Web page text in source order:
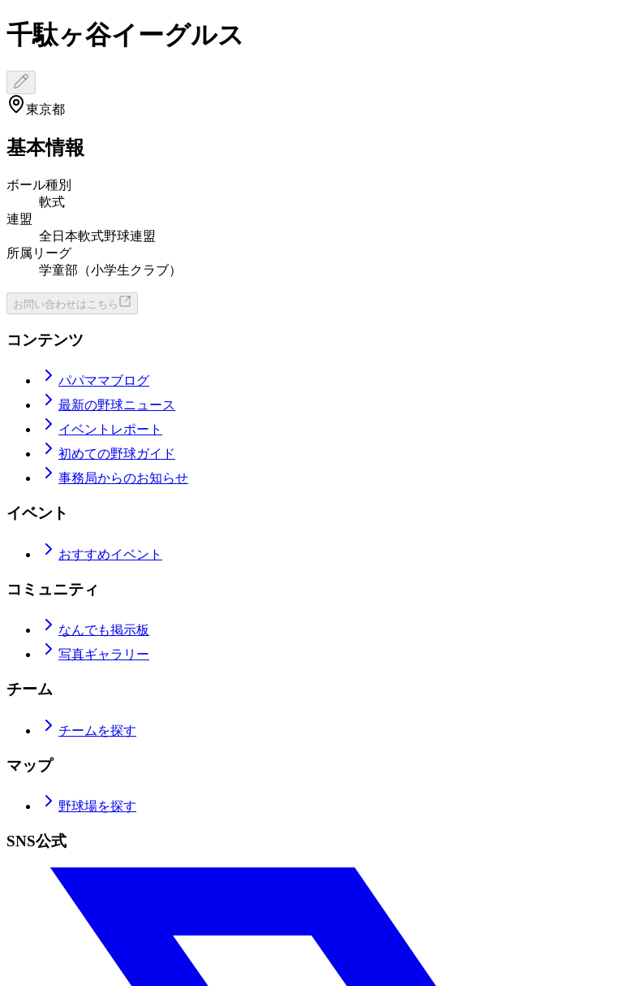
千駄ヶ谷イーグルス
東京都
基本情報
ボール種別
軟式
連盟
全日本軟式野球連盟
所属リーグ
学童部（小学生クラブ）
お問い合わせはこちら
コンテンツ
パパママブログ
最新の野球ニュース
イベントレポート
初めての野球ガイド
事務局からのお知らせ
イベント
おすすめイベント
コミュニティ
なんでも掲示板
写真ギャラリー
チーム
チームを探す
マップ
野球場を探す
SNS公式